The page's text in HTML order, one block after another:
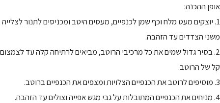
אופן ההכנה:
1. יוצקים מעט מלח וכף שמן לכנפיים, מעסים היטב ומכניסים לתנור לצלייה
משני הצדדים עד הזהבה.
2. בסיר גדול שמים את כל מרכיבי הרוטב, מביאים לרתיחה קלה עד לצמצום
קל של הרוטב.
3. מוסיפים לרוטב את הכנפיים הצלויות ומצפים את הכנפיים ברוטב.
4. מניחים את הכנפיים המתובלות על גבי מגש אפייה וצולים עד הזהבה.